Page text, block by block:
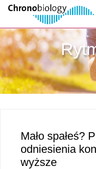
Mało spałeś?
odniesienia
wyższe